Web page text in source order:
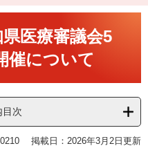
医療審議会5
催について
目次
掲載日：2026年3月2日更新